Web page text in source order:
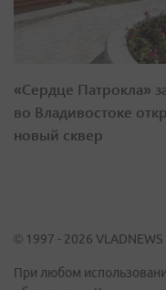
«Сердце Патрокла»
во Владивостоке
новый сквер
© 1997 - 2026 VLADNEWS
При любом